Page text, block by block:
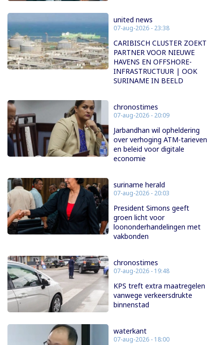
united news
07-aug-2026 - 23:38
CARIBISCH CLUSTER ZOEKT
PARTNER VOOR NIEUWE
HAVENS EN OFFSHORE-
INFRASTRUCTUUR | OOK
SURINAME IN BEELD
chronostimes
07-aug-2026 - 20:09
Jarbandhan wil opheldering
over verhoging ATM-tarieven
en beleid voor digitale
economie
suriname herald
07-aug-2026 - 20:03
President Simons geeft
groen licht voor
loononderhandelingen met
vakbonden
chronostimes
07-aug-2026 - 19:48
KPS treft extra maatregelen
vanwege verkeersdrukte
binnenstad
waterkant
07-aug-2026 - 18:00